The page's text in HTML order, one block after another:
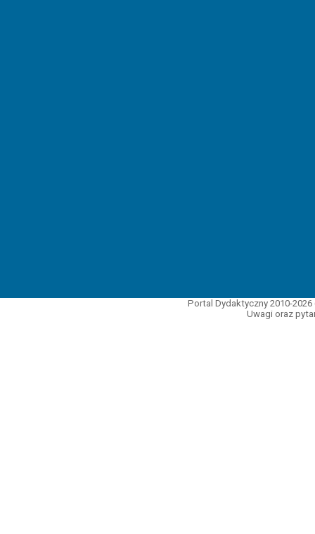
Portal Dydaktyczny 2010-
Uwagi oraz